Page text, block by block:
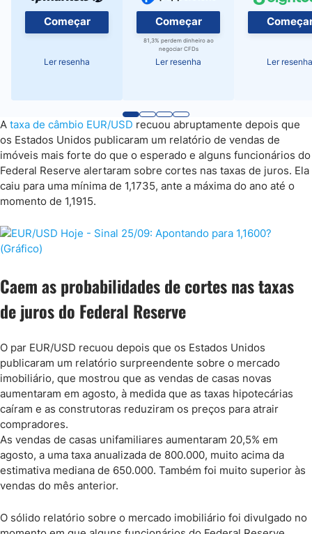
Começar
Ler resenha
Começar
81,3% perdem dinheiro ao
negociar CFDs
Ler resenha Ler resenha
A taxa de câmbio EUR/USD recuou abruptamente depois que
os Estados Unidos publicaram um relatório de vendas de
imóveis mais forte do que o esperado e alguns funcionários do
Federal Reserve alertaram sobre cortes nas taxas de juros. Ela
caiu para uma mínima de 1,1735, ante a máxima do ano até o
momento de 1,1915.
Caem as probabilidades de cortes nas taxas
de juros do Federal Reserve
O par EUR/USD recuou depois que os Estados Unidos
publicaram um relatório surpreendente sobre o mercado
imobiliário, que mostrou que as vendas de casas novas
aumentaram em agosto, à medida que as taxas hipotecárias
caíram e as construtoras reduziram os preços para atrair
compradores.
As vendas de casas unifamiliares aumentaram 20,5% em
agosto, a uma taxa anualizada de 800.000, muito acima da
estimativa mediana de 650.000. Também foi muito superior às
vendas do mês anterior.
O sólido relatório sobre o mercado imobiliário foi divulgado no